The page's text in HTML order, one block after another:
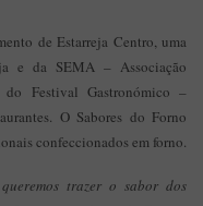
de Estarreja Centro, uma
e da SEMA – Associação
do Festival Gastronómico –
O Sabores do Forno
confeccionados em forno.
trazer o sabor dos